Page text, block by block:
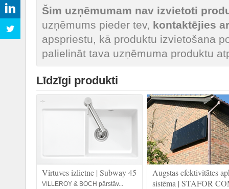
Šim uzņēmumam nav izvietoti
uzņēmums pieder tev, kontaktējies
apspriestu, kā produktu izvietošana
palielināt tava uzņēmuma produktu
Līdzīgi produkti
Virtuves izlietne | Subway 45
VILLEROY & BOCH pārstāv...
Augstas efektivitātes
sistēma | STAFOR